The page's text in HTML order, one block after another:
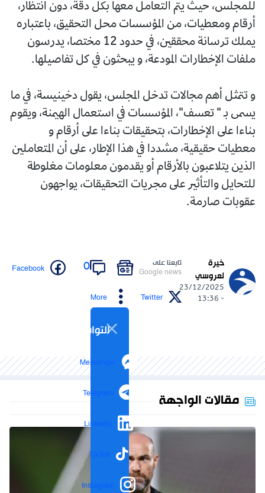
للمجلس، حيث يتم التعامل معها بكل دقة، دون انتظار،
أرقام ومعطيات، من المؤسسات محل التحقيق، باعتباره
يملك ترسانة محققين، في حدود 12 مختصا، يدرسون
ملفات الإخطارات المودعة، و يبحثون في كل تفاصيلها.
و تتمثل أهم مجالات تدخل المجلس، يقول دخينيسة، في ما
يسمى بـ " تعسف"، المؤسسات في استعمال الهيمنة، ويقوم
بناءا على الإخطارات، بتحقيقات بناءا على أرقام و
معطيات حقيقية، مشددا في هذا الإطار، على أن المتعاملين
الذين يتلاعبون بالأرقام أو يقدمون معلومات مغلوطة
للتحايل والتأثير على مجريات التحقيقات، يواجهون
عقوبات صارمة.
خيرة
لعروسي
23/12/2025
- 13:36
تابعنا على
Google news
0
Facebook
Twitter
More
التواصل الاجتماعي
Messenger
Telegram
LinkedIn
TikTok
Instagram
مقالات الواجهة